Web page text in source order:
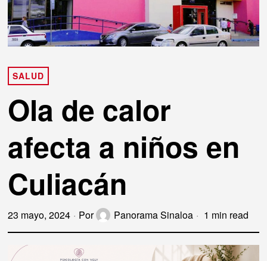
SALUD
Ola de calor
afecta a niños en
Culiacán
23 mayo, 2024 Por Panorama Sinaloa 1 min read